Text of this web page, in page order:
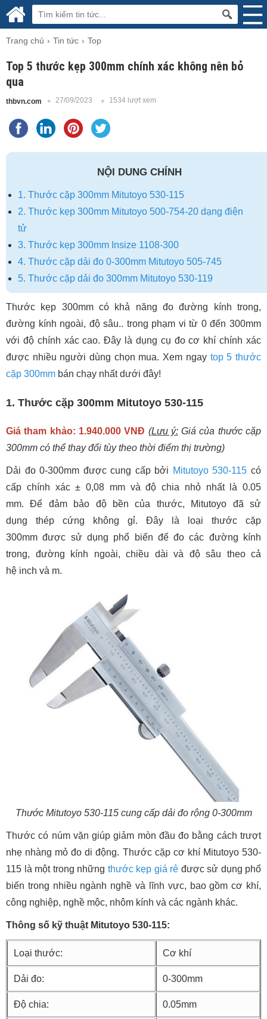
Trang chủ Tin tức Top
Top 5 thước kẹp 300mm chính xác không nên bỏ
qua
thbvn.com 27/09/2023 1534 lượt xem
NỘI DUNG CHÍNH
1. Thước cặp 300mm Mitutoyo 530-115
2. Thước kẹp 300mm Mitutoyo 500-754-20 dạng điện
tử
3. Thước kẹp 300mm Insize 1108-300
4. Thước cặp dải đo 0-300mm Mitutoyo 505-745
5. Thước cặp dải đo 300mm Mitutoyo 530-119
Thước kẹp 300mm có khả năng đo đường kính trong,
đường kính ngoài, độ sâu.. trong phạm vi từ 0 đến 300mm
với độ chính xác cao. Đây là dụng cụ đo cơ khí chính xác
được nhiều người dùng chọn mua. Xem ngay top 5 thước
cặp 300mm bán chạy nhất dưới đây!
1. Thước cặp 300mm Mitutoyo 530-115
Giá tham khảo: 1.940.000 VNĐ (Lưu ý:Giá của thước cặp
300mm có thể thay đổi tùy theo thời điểm thị trường)
Dải đo 0-300mm được cung cấp bởi Mitutoyo 530-115 có
cấp chính xác ± 0,08 mm và độ chia nhỏ nhất là 0.05
mm. Để đảm bảo độ bền của thước, Mitutoyo đã sử
dụng thép cứng không gỉ. Đây là loại thước cặp
300mm được sử dụng phổ biến để đo các đường kính
trong, đường kính ngoài, chiều dài và độ sâu theo cả
hệ inch và m.
Thước Mitutoyo 530-115 cung cấp dải đo rộng 0-300mm
Thước có núm vặn giúp giảm mòn đầu đo bằng cách trượt
nhẹ nhàng mỏ đo di động. Thước cặp cơ khí Mitutoyo 530-
115 là một trong những thước kẹp giá rẻ được sử dụng phổ
biến trong nhiều ngành nghề và lĩnh vực, bao gồm cơ khí,
công nghiệp, nghề mộc, nhôm kính và các ngành khác.
Thông số kỹ thuật Mitutoyo 530-115:
Loại thước: Cơ khí
Dải đo: 0-300mm
Độ chia: 0.05mm